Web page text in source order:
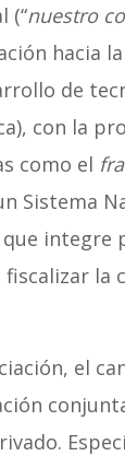
(“nuestro
hacia
de
con la
como el
Sistema
integre
la
el